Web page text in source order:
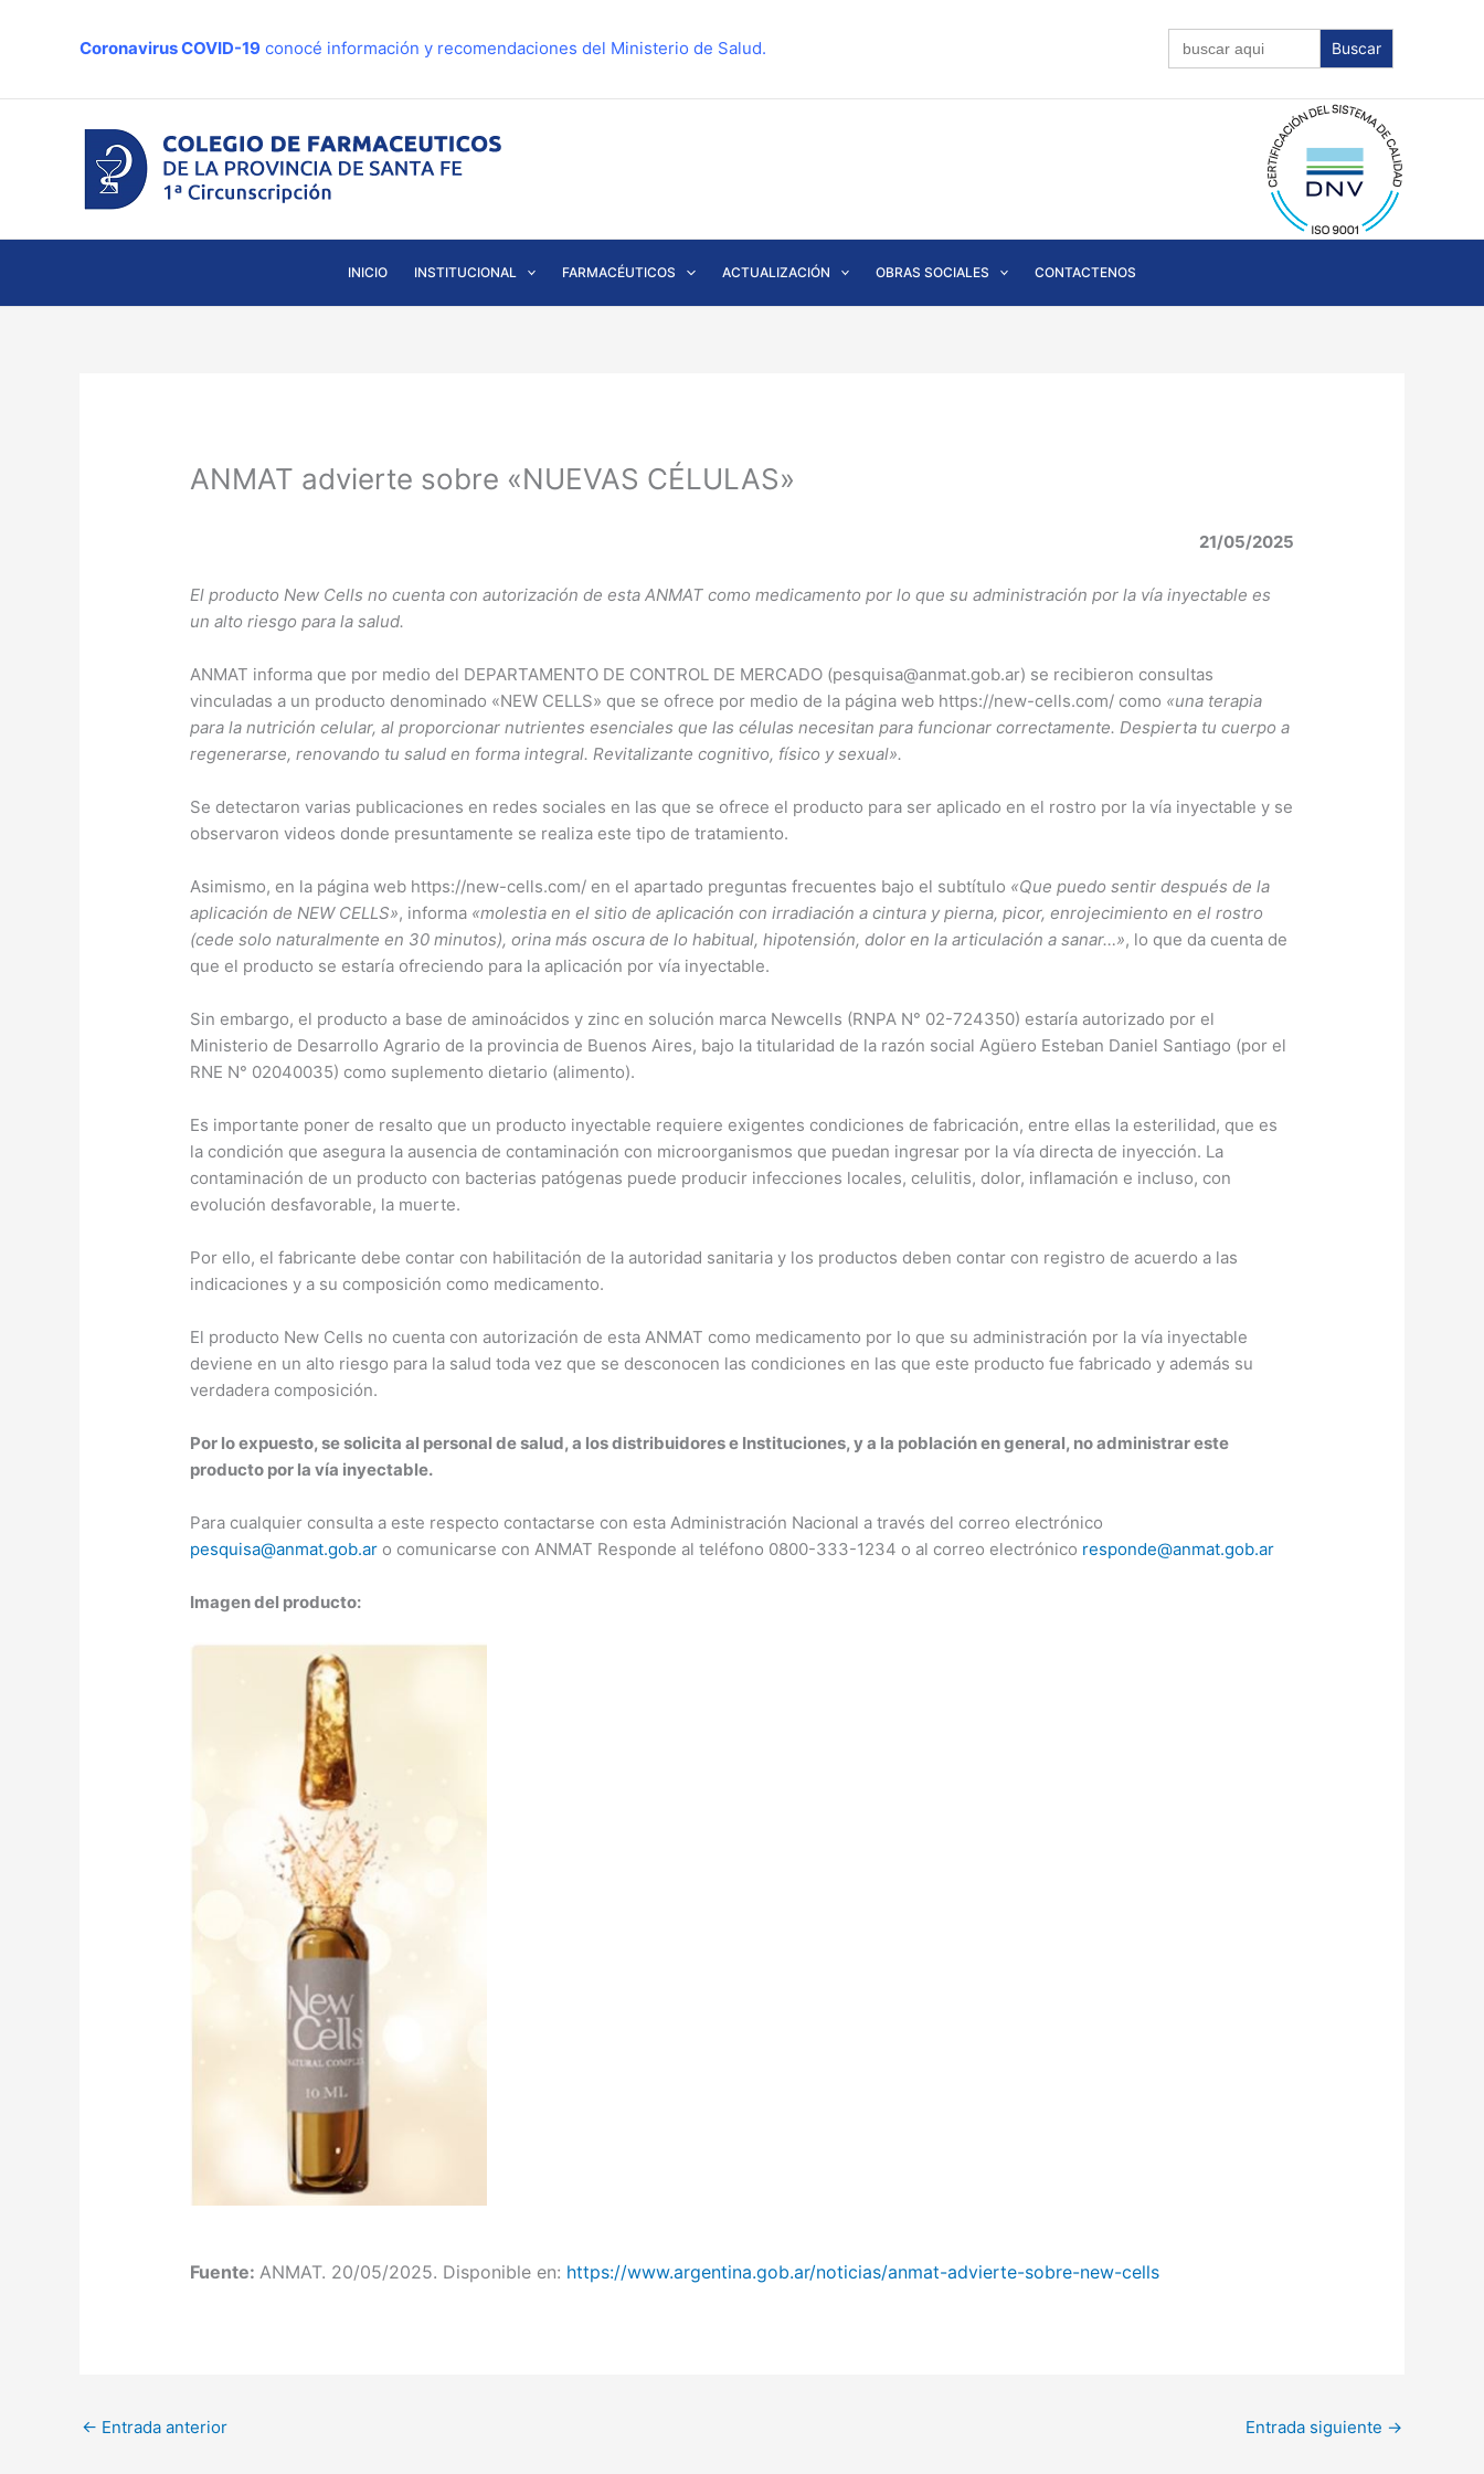
Coronavirus COVID-19 conocé información y recomendaciones del Ministerio de Salud.
Buscar:
INICIO INSTITUCIONAL FARMACÉUTICOS ACTUALIZACIÓN OBRAS SOCIALES CONTACTENOS
ANMAT advierte sobre «NUEVAS CÉLULAS»
21/05/2025
El producto New Cells no cuenta con autorización de esta ANMAT como medicamento por lo que su administración por la vía inyectable es
un alto riesgo para la salud.
ANMAT informa que por medio del DEPARTAMENTO DE CONTROL DE MERCADO (pesquisa@anmat.gob.ar) se recibieron consultas
vinculadas a un producto denominado «NEW CELLS» que se ofrece por medio de la página web https://new-cells.com/ como «una terapia
para la nutrición celular, al proporcionar nutrientes esenciales que las células necesitan para funcionar correctamente. Despierta tu cuerpo a
regenerarse, renovando tu salud en forma integral. Revitalizante cognitivo, físico y sexual».
Se detectaron varias publicaciones en redes sociales en las que se ofrece el producto para ser aplicado en el rostro por la vía inyectable y se
observaron videos donde presuntamente se realiza este tipo de tratamiento.
Asimismo, en la página web https://new-cells.com/ en el apartado preguntas frecuentes bajo el subtítulo «Que puedo sentir después de la
aplicación de NEW CELLS», informa «molestia en el sitio de aplicación con irradiación a cintura y pierna, picor, enrojecimiento en el rostro
(cede solo naturalmente en 30 minutos), orina más oscura de lo habitual, hipotensión, dolor en la articulación a sanar…», lo que da cuenta de
que el producto se estaría ofreciendo para la aplicación por vía inyectable.
Sin embargo, el producto a base de aminoácidos y zinc en solución marca Newcells (RNPA N° 02-724350) estaría autorizado por el
Ministerio de Desarrollo Agrario de la provincia de Buenos Aires, bajo la titularidad de la razón social Agüero Esteban Daniel Santiago (por el
RNE N° 02040035) como suplemento dietario (alimento).
Es importante poner de resalto que un producto inyectable requiere exigentes condiciones de fabricación, entre ellas la esterilidad, que es
la condición que asegura la ausencia de contaminación con microorganismos que puedan ingresar por la vía directa de inyección. La
contaminación de un producto con bacterias patógenas puede producir infecciones locales, celulitis, dolor, inflamación e incluso, con
evolución desfavorable, la muerte.
Por ello, el fabricante debe contar con habilitación de la autoridad sanitaria y los productos deben contar con registro de acuerdo a las
indicaciones y a su composición como medicamento.
El producto New Cells no cuenta con autorización de esta ANMAT como medicamento por lo que su administración por la vía inyectable
deviene en un alto riesgo para la salud toda vez que se desconocen las condiciones en las que este producto fue fabricado y además su
verdadera composición.
Por lo expuesto, se solicita al personal de salud, a los distribuidores e Instituciones, y a la población en general, no administrar este
producto por la vía inyectable.
Para cualquier consulta a este respecto contactarse con esta Administración Nacional a través del correo electrónico
pesquisa@anmat.gob.ar o comunicarse con ANMAT Responde al teléfono 0800-333-1234 o al correo electrónico responde@anmat.gob.ar
Imagen del producto:
Fuente: ANMAT. 20/05/2025. Disponible en: https://www.argentina.gob.ar/noticias/anmat-advierte-sobre-new-cells
← Entrada anterior Entrada siguiente →